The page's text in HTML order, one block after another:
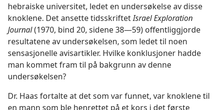
hebraiske universitet, ledet en undersøkelse av disse
knoklene. Det ansette tidsskriftetIsrael Exploration
Journal(1970, bind 20, sidene 38—59) offentliggjorde
resultatene av undersøkelsen, som ledet til noen
sensasjonelle avisartikler. Hvilke konklusjoner hadde
man kommet fram til på bakgrunn av denne
undersøkelsen?
Dr. Haas fortalte at det som var funnet, var knoklene til
en mann som ble henrettet på et kors i det første